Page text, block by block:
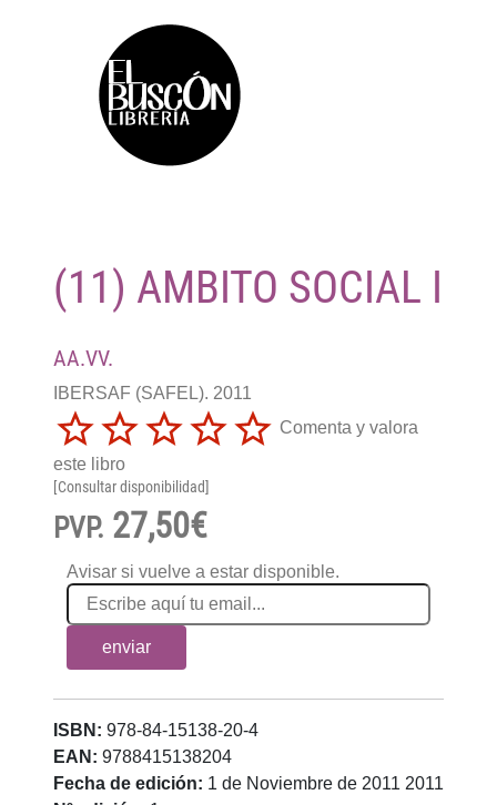
(11) AMBITO SOCIAL I
AA.VV.
IBERSAF (SAFEL). 2011
Comenta y valora
este libro
[Consultar disponibilidad]
PVP. 27,50€
Avisar si vuelve a estar disponible.
enviar
ISBN: 978-84-15138-20-4
EAN: 9788415138204
Fecha de edición: 1 de Noviembre de 2011 2011